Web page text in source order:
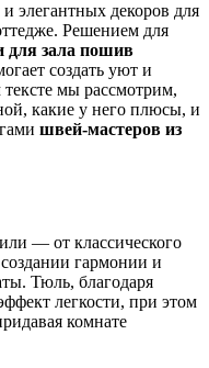
элегантных декоров для
Решением для
зала пошив
создать уют и
тексте мы рассмотрим,
какие у него плюсы, и
швей-мастеров из
— от классического
гармонии и
Тюль, благодаря
легкости, при этом
комнате